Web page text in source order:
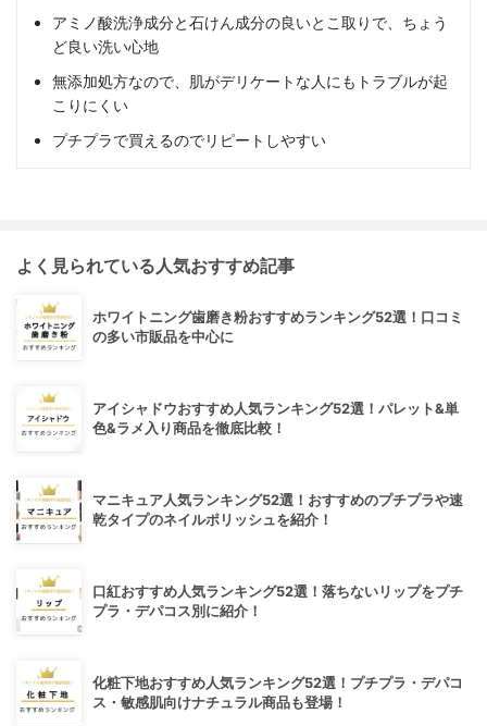
アミノ酸洗浄成分と石けん成分の良いとこ取りで、ちょう
ど良い洗い心地
無添加処方なので、肌がデリケートな人にもトラブルが起
こりにくい
プチプラで買えるのでリピートしやすい
よく見られている人気おすすめ記事
ホワイトニング歯磨き粉おすすめランキング52選！口コミ
の多い市販品を中心に
アイシャドウおすすめ人気ランキング52選！パレット&単
色&ラメ入り商品を徹底比較！
マニキュア人気ランキング52選！おすすめのプチプラや速
乾タイプのネイルポリッシュを紹介！
口紅おすすめ人気ランキング52選！落ちないリップをプチ
プラ・デパコス別に紹介！
化粧下地おすすめ人気ランキング52選！プチプラ・デパコ
ス・敏感肌向けナチュラル商品も登場！